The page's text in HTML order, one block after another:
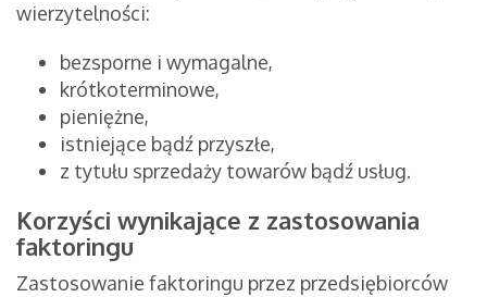
wierzytelności:
bezsporne i wymagalne,
krótkoterminowe,
pieniężne,
istniejące bądź przyszłe,
z tytułu sprzedaży towarów bądź usług.
Korzyści wynikające z zastosowania
faktoringu
Zastosowanie faktoringu przez przedsiębiorców